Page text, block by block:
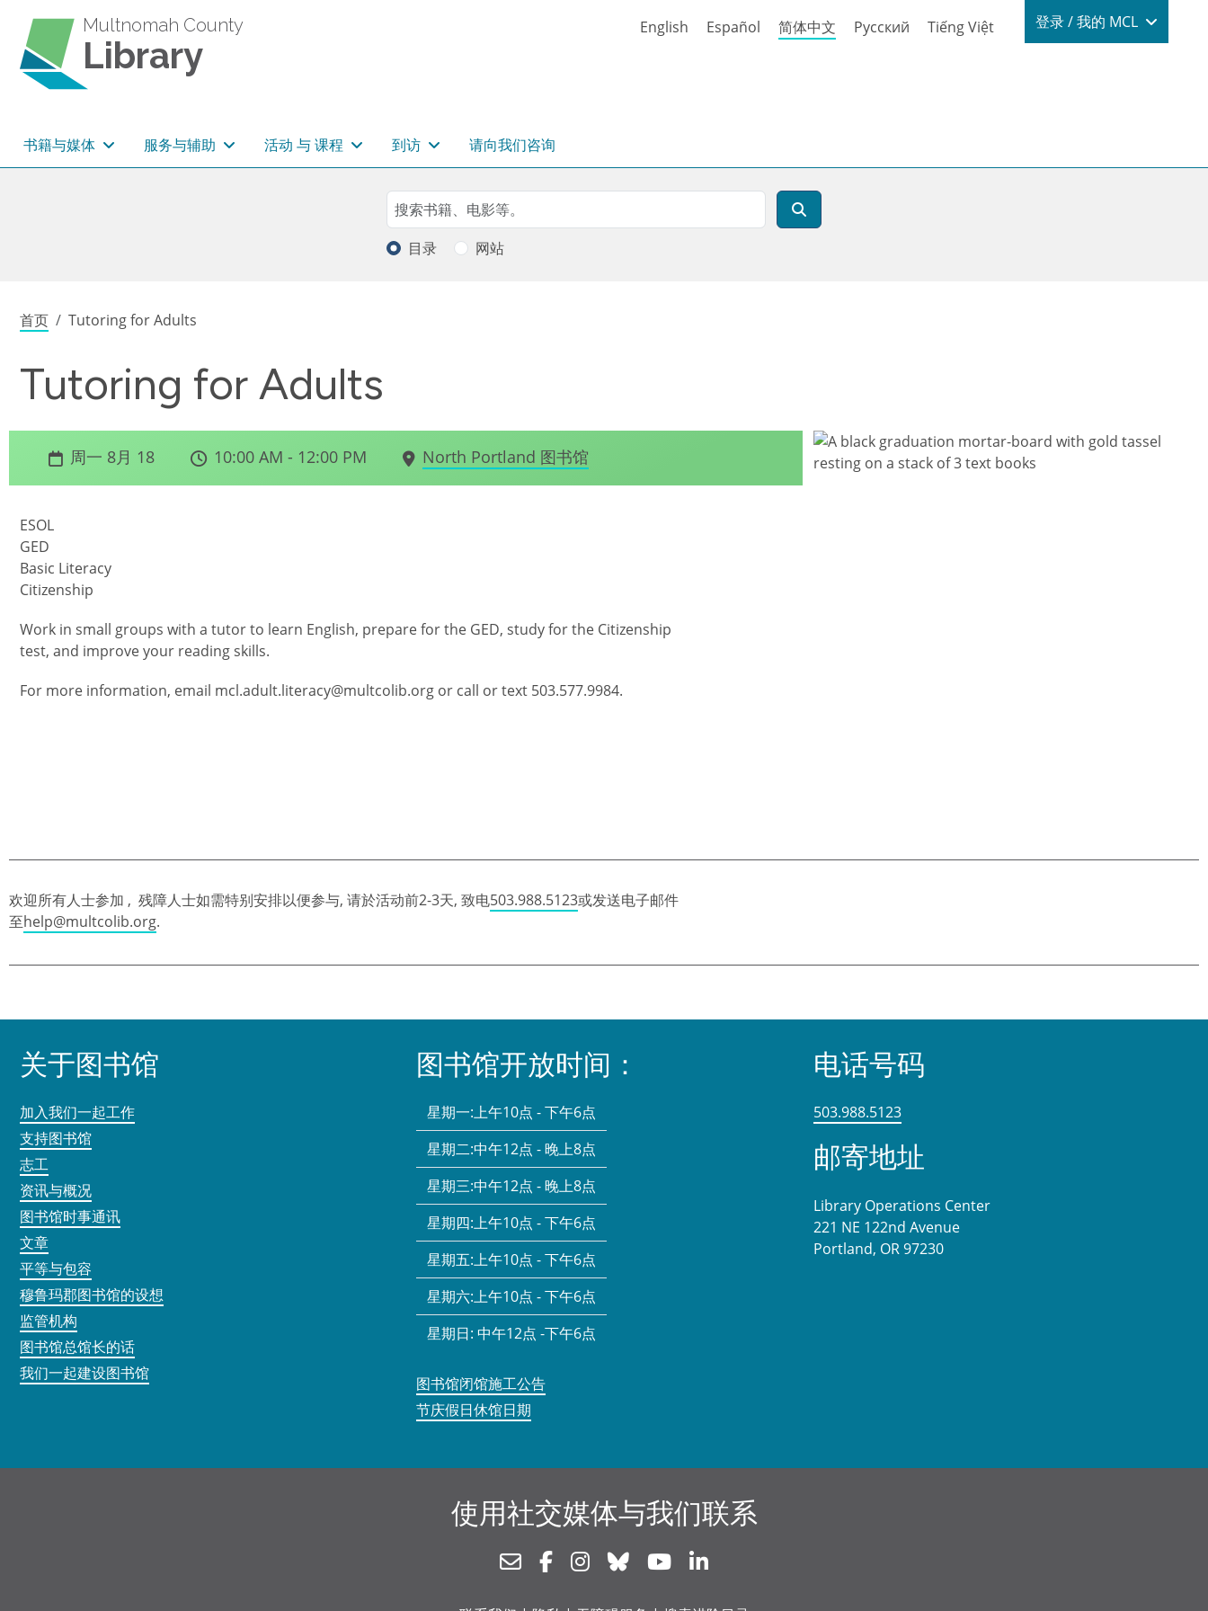
Multnomah County
Library
English Español 简体中文 Русский Tiếng Việt Login / My
登录 / 我的 MCL
主导航
书籍与媒体 服务与辅助 活动 与 课程 到访 请向我们咨询
Search
搜索
目录 网站
面包屑
首页 Tutoring for Adults
Tutoring for Adults
周一 8月 18 10:00 AM - 12:00 PM North Portland 图书馆
ESOL
GED
Basic Literacy
Citizenship
Work in small groups with a tutor to learn English, prepare for the GED, study for the Citizenship
test, and improve your reading skills.
For more information, email mcl.adult.literacy@multcolib.org or call or text 503.577.9984.
欢迎所有人士参加 , 残障人士如需特别安排以便参与, 请於活动前2-3天, 致电503.988.5123或发送电子邮件
至help@multcolib.org.
关于图书馆
加入我们一起工作
支持图书馆
志工
资讯与概况
图书馆时事通讯
文章
平等与包容
穆鲁玛郡图书馆的设想
监管机构
图书馆总馆长的话
我们一起建设图书馆
图书馆开放时间：
星期一:上午10点 - 下午6点
星期二:中午12点 - 晚上8点
星期三:中午12点 - 晚上8点
星期四:上午10点 - 下午6点
星期五:上午10点 - 下午6点
星期六:上午10点 - 下午6点
星期日: 中午12点 -下午6点
图书馆闭馆施工公告
节庆假日休馆日期
电话号码
503.988.5123
邮寄地址
Library Operations Center
221 NE 122nd Avenue
Portland, OR 97230
使用社交媒体与我们联系
NewsletterFacebookInstagram
Bluesky Youtube